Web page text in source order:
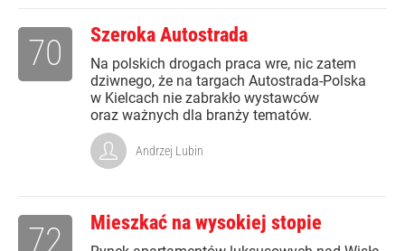
Szeroka Autostrada
Na polskich drogach praca wre, nic zatem
dziwnego, że na targach Autostrada-Polska
w Kielcach nie zabrakło wystawców
oraz ważnych dla branży tematów.
70
Andrzej Lubin
Mieszkać na wysokiej stopie
72